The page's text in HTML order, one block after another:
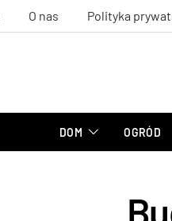
O nas Polityka
DOM OGRÓD